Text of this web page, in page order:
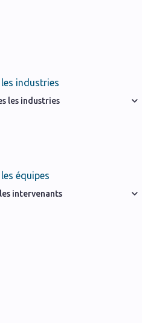
industries
les industries
équipes
intervenants